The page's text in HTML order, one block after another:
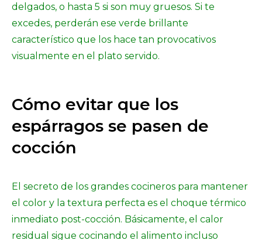
delgados, o hasta 5 si son muy gruesos. Si te
excedes, perderán ese verde brillante
característico que los hace tan provocativos
visualmente en el plato servido.
Cómo evitar que los
espárragos se pasen de
cocción
El secreto de los grandes cocineros para mantener
el color y la textura perfecta es el choque térmico
inmediato post-cocción. Básicamente, el calor
residual sigue cocinando el alimento incluso